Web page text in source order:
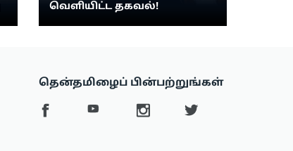
வெளியிட்ட தகவல்!
தென்தமிழைப் பின்பற்றுங்கள்